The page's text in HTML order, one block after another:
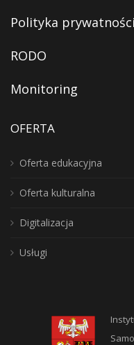
Polityka prywatności
RODO
Monitoring
OFERTA
Oferta edukacyjna
Oferta kulturalna
Digitalizacja
Usługi